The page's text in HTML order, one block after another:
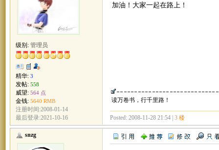
级别: 管理员
精华: 3
发帖: 558
威望: 564 点
金钱: 5640 RMB
注册时间:2008-01-14
最后登录:2021-10-16
加油！大家一起在路上！
读万卷书，行千里路！
Posted: 2008-11-28 21:54 | 3 楼
snzg